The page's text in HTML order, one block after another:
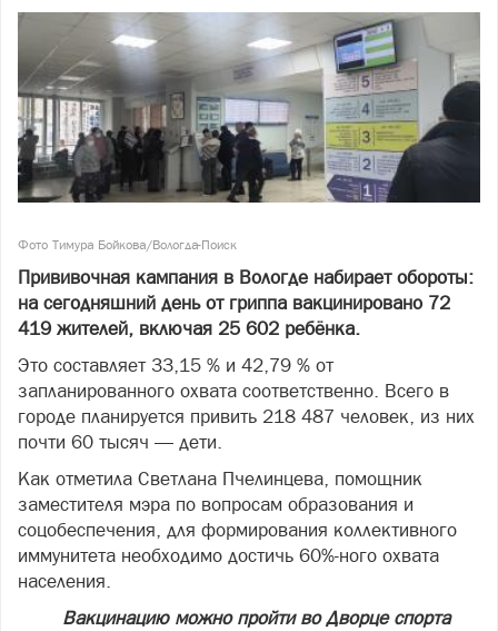
Фото Тимура Бойкова/Вологда-Поиск
Прививочная кампания в Вологде набирает обороты:
на сегодняшний день от гриппа вакцинировано 72
419 жителей, включая 25 602 ребёнка.
Это составляет 33,15 % и 42,79 % от
запланированного охвата соответственно. Всего в
городе планируется привить 218 487 человек, из них
почти 60 тысяч — дети.
Как отметила Светлана Пчелинцева, помощник
заместителя мэра по вопросам образования и
соцобеспечения, для формирования коллективного
иммунитета необходимо достичь 60%-ного охвата
населения.
Вакцинацию можно пройти во Дворце спорта